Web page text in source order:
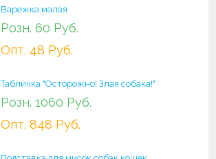
Варежка малая
Розн. 60 Руб.
Опт. 48 Руб.
Табличка "Осторожно! Злая собака!"
Розн. 1060 Руб.
Опт. 848 Руб.